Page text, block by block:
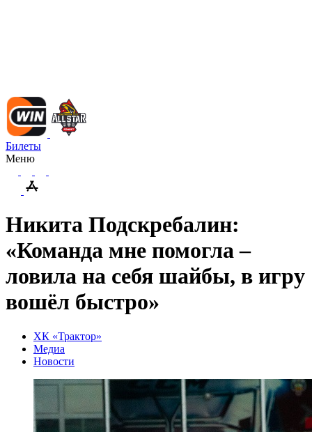
Билеты
Меню
Никита Подскребалин:
«Команда мне помогла –
ловила на себя шайбы, в игру
вошёл быстро»
ХК «Трактор»
Медиа
Новости